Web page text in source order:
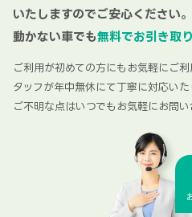
いたしますのでご安心ください。
動かない車でも無料でお引き取り
ご利用が初めての方にもお気軽にご
タッフが年中無休にて丁寧に対応いた
ご不明な点はいつでもお気軽にお問